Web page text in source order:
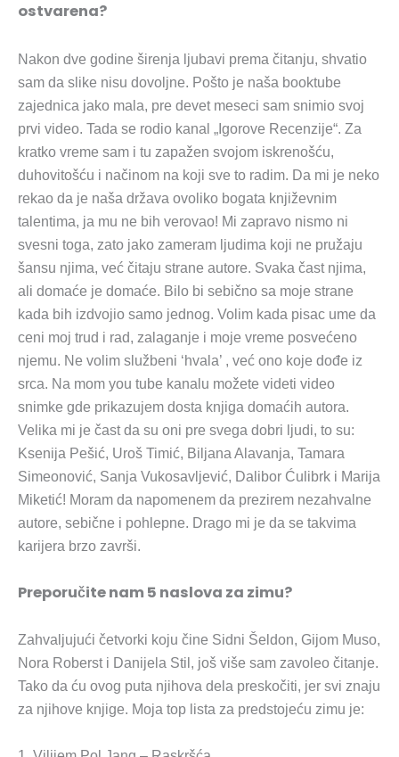
ostvarena?
Nakon dve godine širenja ljubavi prema čitanju, shvatio
sam da slike nisu dovoljne. Pošto je naša booktube
zajednica jako mala, pre devet meseci sam snimio svoj
prvi video. Tada se rodio kanal „Igorove Recenzije“. Za
kratko vreme sam i tu zapažen svojom iskrenošću,
duhovitošću i načinom na koji sve to radim. Da mi je neko
rekao da je naša država ovoliko bogata književnim
talentima, ja mu ne bih verovao! Mi zapravo nismo ni
svesni toga, zato jako zameram ljudima koji ne pružaju
šansu njima, već čitaju strane autore. Svaka čast njima,
ali domaće je domaće. Bilo bi sebično sa moje strane
kada bih izdvojio samo jednog. Volim kada pisac ume da
ceni moj trud i rad, zalaganje i moje vreme posvećeno
njemu. Ne volim službeni ‘hvala’ , već ono koje dođe iz
srca. Na mom you tube kanalu možete videti video
snimke gde prikazujem dosta knjiga domaćih autora.
Velika mi je čast da su oni pre svega dobri ljudi, to su:
Ksenija Pešić, Uroš Timić, Biljana Alavanja, Tamara
Simeonović, Sanja Vukosavljević, Dalibor Ćulibrk i Marija
Miketić! Moram da napomenem da prezirem nezahvalne
autore, sebične i pohlepne. Drago mi je da se takvima
karijera brzo završi.
Preporučite nam 5 naslova za zimu?
Zahvaljujući četvorki koju čine Sidni Šeldon, Gijom Muso,
Nora Roberst i Danijela Stil, još više sam zavoleo čitanje.
Tako da ću ovog puta njihova dela preskočiti, jer svi znaju
za njihove knjige. Moja top lista za predstojeću zimu je: